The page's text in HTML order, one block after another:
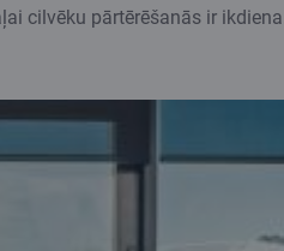
cilvēku pārtērēšanās ir